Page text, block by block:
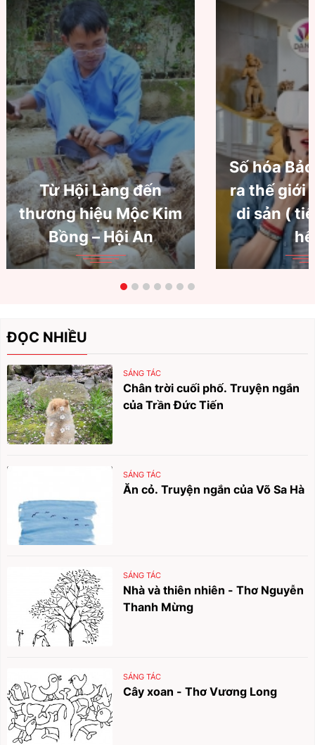
Từ Hội Làng đến
thương hiệu Mộc Kim
Bồng – Hội An
Số hóa
ra thế giới
di sản (
ĐỌC NHIỀU
SÁNG TÁC
Chân trời cuối phố. Truyện ngắn
của Trần Đức Tiến
SÁNG TÁC
Ăn cỏ. Truyện ngắn của Võ Sa Hà
SÁNG TÁC
Nhà và thiên nhiên - Thơ Nguyễn
Thanh Mừng
SÁNG TÁC
Cây xoan - Thơ Vương Long